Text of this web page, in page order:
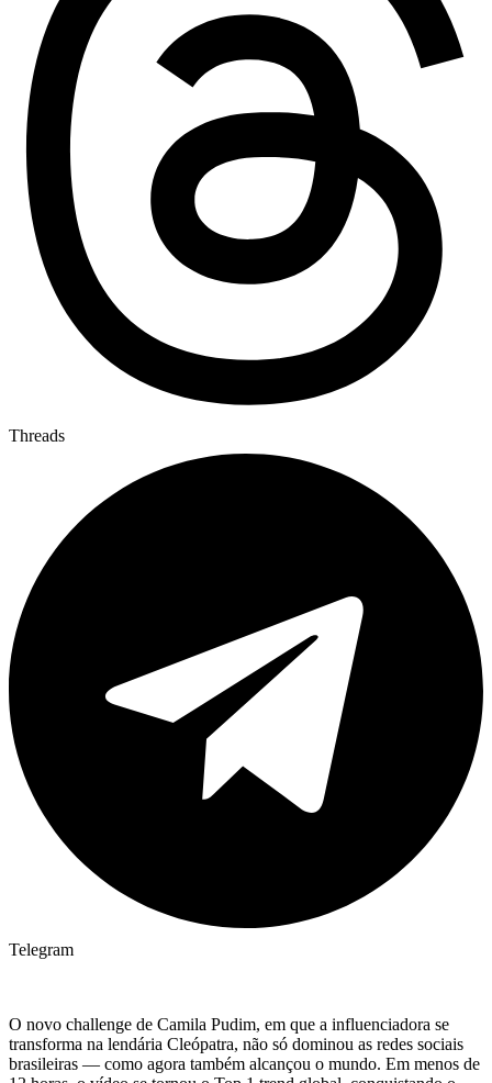
Threads
Telegram
O novo challenge de Camila Pudim, em que a influenciadora se
transforma na lendária Cleópatra, não só dominou as redes sociais
brasileiras — como agora também alcançou o mundo. Em menos de